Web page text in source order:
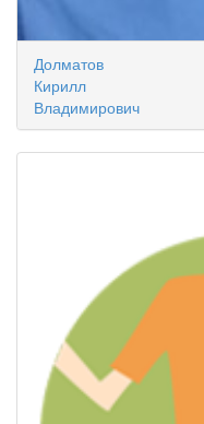
Долматов
Кирилл
Владимирович